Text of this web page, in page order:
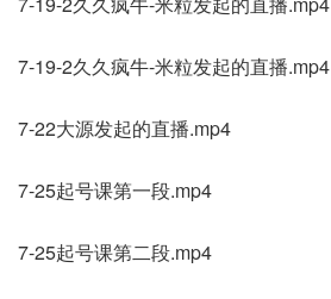
7-19-2久久疯牛-米粒发起的直播.mp4
7-22大源发起的直播.mp4
7-25起号课第一段.mp4
7-25起号课第二段.mp4